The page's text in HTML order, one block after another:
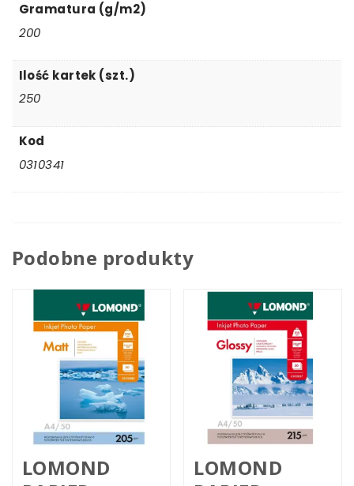
Gramatura (g/m2)
200
Ilość kartek (szt.)
250
Kod
0310341
Podobne produkty
LOMOND
LOMOND